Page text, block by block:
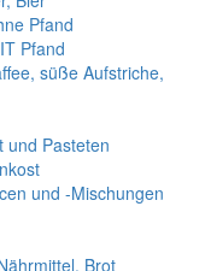
Pfand
Pfand
süße Aufstriche,
und Pasteten
und -Mischungen
Brot